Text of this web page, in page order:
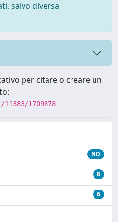
salvo diversa
per citare o creare un
1709878
ND
8
6